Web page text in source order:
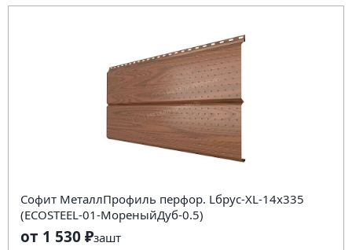
Софит МеталлПрофиль перфор. Lбрус-XL-14х335
(ECOSTEEL-01-МореныйДуб-0.5)
от 1 530 ₽зашт